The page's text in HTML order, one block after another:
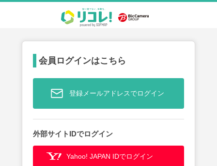
会員ログインはこちら
登録メールアドレスでログイン
外部サイトIDでログイン
Yahoo! JAPAN IDでログイン